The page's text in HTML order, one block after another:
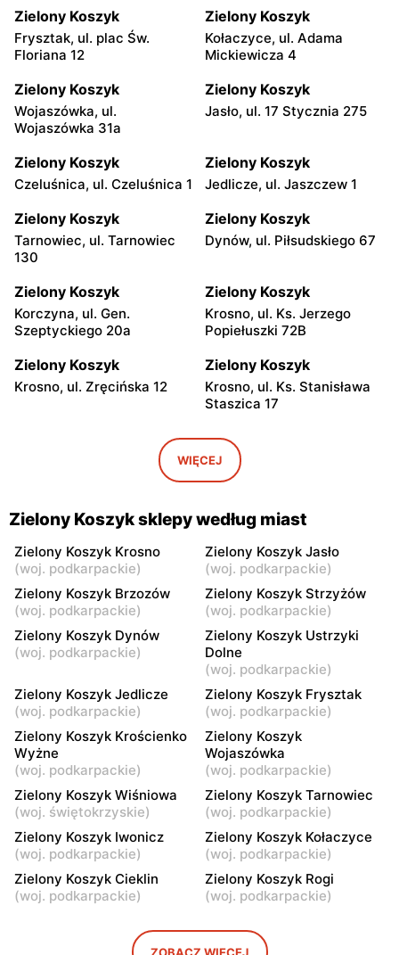
Zielony Koszyk
Frysztak, ul. plac Św.
Floriana 12
Zielony Koszyk
Kołaczyce, ul. Adama
Mickiewicza 4
Zielony Koszyk
Wojaszówka, ul.
Wojaszówka 31a
Zielony Koszyk
Jasło, ul. 17 Stycznia 275
Zielony Koszyk
Czeluśnica, ul. Czeluśnica 1
Zielony Koszyk
Jedlicze, ul. Jaszczew 1
Zielony Koszyk
Tarnowiec, ul. Tarnowiec
130
Zielony Koszyk
Dynów, ul. Piłsudskiego 67
Zielony Koszyk
Korczyna, ul. Gen.
Szeptyckiego 20a
Zielony Koszyk
Krosno, ul. Ks. Jerzego
Popiełuszki 72B
Zielony Koszyk
Krosno, ul. Zręcińska 12
Zielony Koszyk
Krosno, ul. Ks. Stanisława
Staszica 17
Zielony Koszyk
Krosno, ul. Powstańców
Śląskich 2
Zielony Koszyk
Krosno, ul. Gen. Józefa
Hallera 6
Zielony Koszyk
Cieklin, ul. Cieklin 1
Zielony Koszyk
Brzozów, ul. Tadeusza
Kościuszki 19
Zielony Koszyk
Brzozów, ul. pl. Grunwaldzki
Zielony Koszyk Zielony Koszyk
Iwonicz, ul. Floriańska 43
Zielony Koszyk
Zarszyn, ul. Bieszczadzka
17
Zielony Koszyk
Ustrzyki Dolne, ul.
Dworcowa 2
WIĘCEJ
Zielony Koszyk sklepy według miast
Zielony Koszyk Krosno
(woj. podkarpackie)
Zielony Koszyk Jasło
(woj. podkarpackie)
Zielony Koszyk Brzozów
(woj. podkarpackie)
Zielony Koszyk Strzyżów
(woj. podkarpackie)
Zielony Koszyk Dynów
(woj. podkarpackie)
Zielony Koszyk Ustrzyki
Dolne
(woj. podkarpackie)
Zielony Koszyk Jedlicze
(woj. podkarpackie)
Zielony Koszyk Frysztak
(woj. podkarpackie)
Zielony Koszyk Krościenko
Wyżne
(woj. podkarpackie)
Zielony Koszyk
Wojaszówka
(woj. podkarpackie)
Zielony Koszyk Wiśniowa
(woj. świętokrzyskie)
Zielony Koszyk Tarnowiec
(woj. podkarpackie)
Zielony Koszyk Iwonicz
(woj. podkarpackie)
Zielony Koszyk Kołaczyce
(woj. podkarpackie)
Zielony Koszyk Cieklin
(woj. podkarpackie)
Zielony Koszyk Rogi
(woj. podkarpackie)